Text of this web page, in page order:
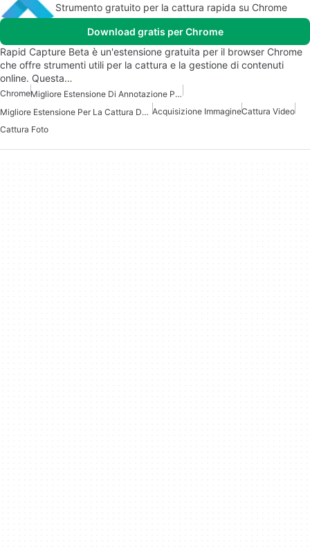
Strumento gratuito per la cattura rapida su Chrome
Download gratis per Chrome
Rapid Capture Beta è un'estensione gratuita per il browser Chrome
che offre strumenti utili per la cattura e la gestione di contenuti
online. Questa…
Chrome
Migliore Estensione Di Annotazione Per Chrome
Migliore Estensione Per La Cattura Dello Schermo Per Chrome Acquisizione ImmagineCattura Video
Cattura Foto